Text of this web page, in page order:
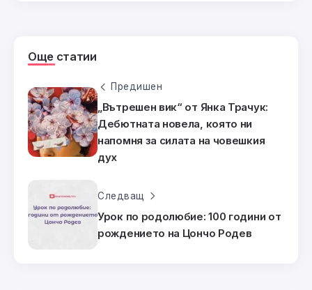
Още статии
Предишен
„Вътрешен вик“ от Янка Трачук:
Дебютната новела, която ни
напомня за силата на човешкия
дух
Следващ
Урок по родолюбие: 100 години от
рождението на Цончо Родев